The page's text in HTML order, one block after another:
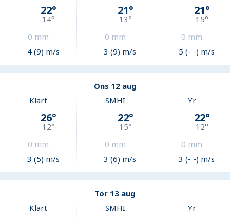
22°
14°
0 mm
4 (9) m/s
21°
13°
0 mm
3 (9) m/s
21°
15°
0 mm
5 (- -) m/s
Ons 12 aug
Klart
26°
12°
0 mm
3 (5) m/s
SMHI
22°
15°
0 mm
3 (6) m/s
Yr
22°
12°
0 mm
3 (- -) m/s
Tor 13 aug
Klart
SMHI Yr